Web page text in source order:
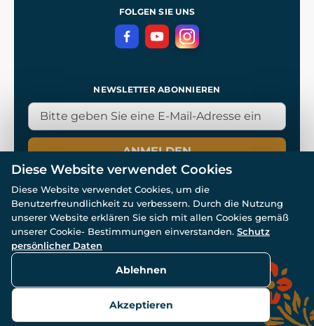
DatenschutzerklärungFOLGEN SIE UNS
NEWSLETTER ABONNIEREN
ANMELDEN
© Alle Rechte vorbehalten. www.wulflund.de 2007-2026.
Powered by
Diese Website verwendet Cookies
Diese Website verwendet Cookies, um die
Benutzerfreundlichkeit zu verbessern. Durch die Nutzung
unserer Website erklären Sie sich mit allen Cookies gemäß
unserer Cookie- Bestimmungen einverstanden. Schutz
persönlicher Daten
Ablehnen
Akzeptieren